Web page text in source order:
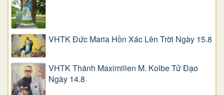
VHTK Đức Maria Hồn Xác Lên Trời Ngày 15.8
VHTK Thánh Maximilien M. Kolbe Tử Đạo
Ngày 14.8